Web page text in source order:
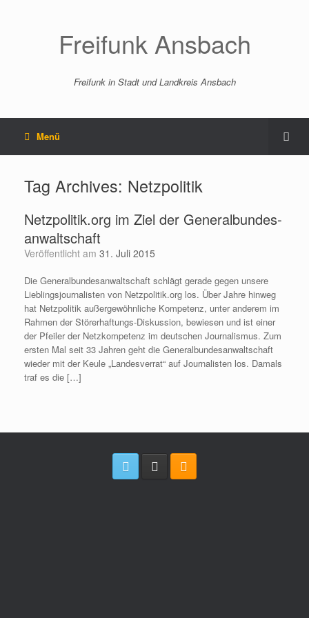
Freifunk Ansbach
Freifunk in Stadt und Landkreis Ansbach
Menü
Tag Archives: Netzpolitik
Netzpolitik.org im Ziel der Generalbundes­
anwaltschaft
Veröffentlicht am 31. Juli 2015
Die Generalbundes­anwaltschaft schlägt gerade gegen unsere
Lieblingsjournalisten von Netzpolitik.org los. Über Jahre hinweg
hat Netzpolitik außergewöhnliche Kompetenz, unter anderem im
Rahmen der Störerhaftungs-Diskussion, bewiesen und ist einer
der Pfeiler der Netzkompetenz im deutschen Journalismus. Zum
ersten Mal seit 33 Jahren geht die Generalbundes­anwaltschaft
wieder mit der Keule „Landesverrat“ auf Journalisten los. Damals
traf es die […]